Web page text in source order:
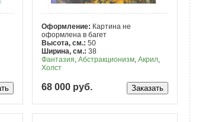
Оформление: Картина не
оформлена в багет
Высота, см.:50
Ширина, см.:38
Фантазия,Абстракционизм,Акрил,
Холст
68 000 руб.